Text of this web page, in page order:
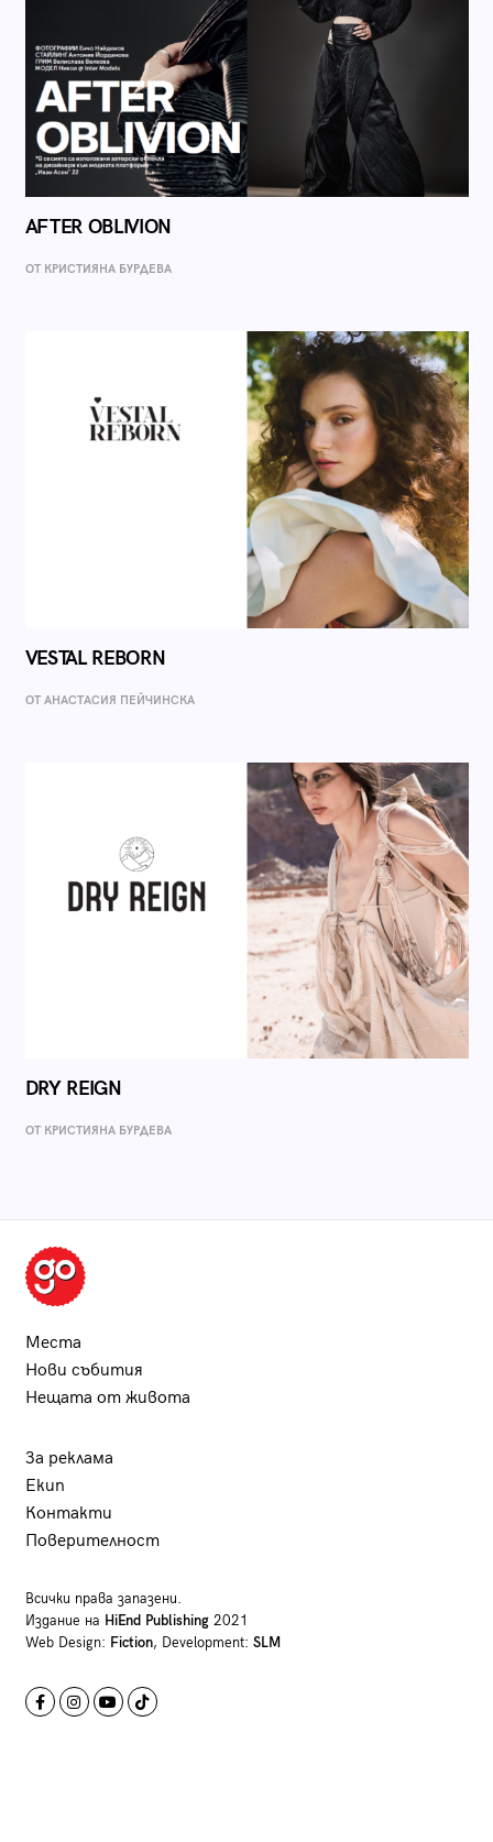
AFTER OBLIVION
ОТ КРИСТИЯНА БУРДЕВА
VESTAL REBORN
ОТ AНАСТАСИЯ ПЕЙЧИНСКА
DRY REIGN
ОТ КРИСТИЯНА БУРДЕВА
Места
Нови събития
Нещата от живота
За реклама
Екип
Контакти
Поверителност
Всички права запазени.
Издание на HiEnd Publishing2021
Web Design: Fiction, Development: SLM